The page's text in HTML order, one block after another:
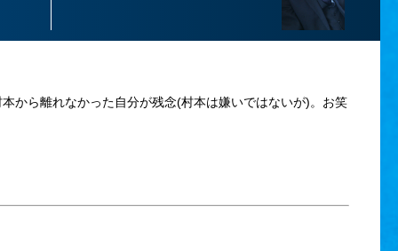
から離れなかった自分が残念(村本は嫌いではないが)。お笑